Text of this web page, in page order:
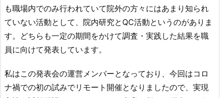
も職場内でのみ行われていて院外の方々にはあまり知られ
ていない活動として、院内研究とQC活動というのがありま
す。どちらも一定の期間をかけて調査・実践した結果を職
員に向けて発表しています。
私はこの発表会の運営メンバーとなっており、今回はコロ
ナ禍での初の試みでリモート開催となりましたので、実現